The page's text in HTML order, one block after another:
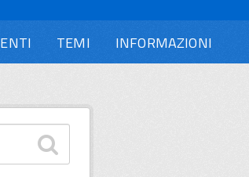
ENTI TEMI INFORMAZIONI